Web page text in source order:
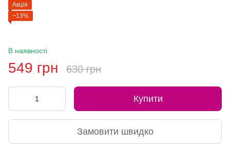
Акція
−13%
В наявності
549 грн 630 грн
Купити
Замовити швидко